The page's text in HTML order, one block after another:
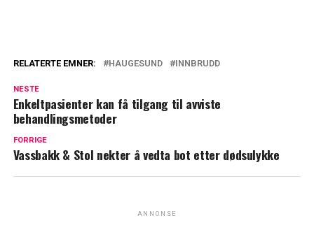
RELATERTE EMNER: HAUGESUND INNBRUDD
NESTE
Enkeltpasienter kan få tilgang til avviste
behandlingsmetoder
FORRIGE
Vassbakk & Stol nekter å vedta bot etter dødsulykke
ANNONSE